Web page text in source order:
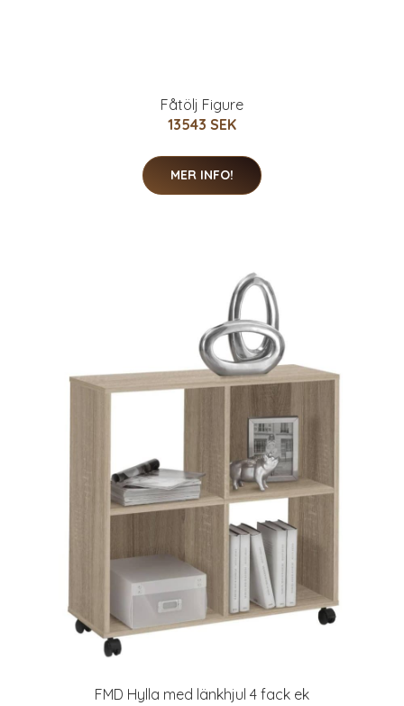
Fåtölj Figure
13543 SEK
MER INFO!
FMD Hylla med länkhjul 4 fack ek